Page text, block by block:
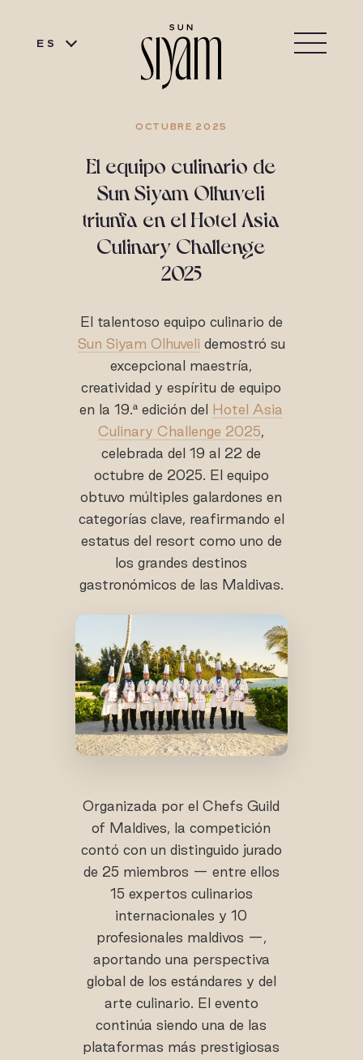
ES
OCTUBRE 2025
El equipo culinario de
Sun Siyam Olhuveli
triunfa en el Hotel Asia
Culinary Challenge
2025
El talentoso equipo culinario de
Sun Siyam Olhuveli demostró su
excepcional maestría,
creatividad y espíritu de equipo
en la 19.ª edición del Hotel Asia
Culinary Challenge 2025,
celebrada del 19 al 22 de
octubre de 2025. El equipo
obtuvo múltiples galardones en
categorías clave, reafirmando el
estatus del resort como uno de
los grandes destinos
gastronómicos de las Maldivas.
Organizada por el Chefs Guild
of Maldives, la competición
contó con un distinguido jurado
de 25 miembros — entre ellos
15 expertos culinarios
internacionales y 10
profesionales maldivos —,
aportando una perspectiva
global de los estándares y del
arte culinario. El evento
continúa siendo una de las
plataformas más prestigiosas